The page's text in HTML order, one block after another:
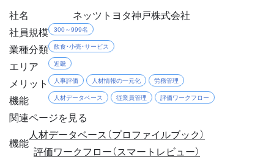
社名
ネッツトヨタ神戸株式会社
社員規模
300～999名
業種分類 飲食・小売・サービス
エリア 近畿
メリット 人事評価 人材情報の一元化 労務管理
機能 人材データベース 従業員管理 評価ワークフロー
関連ページを見る
機能
人材データベース（プロファイルブック）
評価ワークフロー（スマートレビュー）